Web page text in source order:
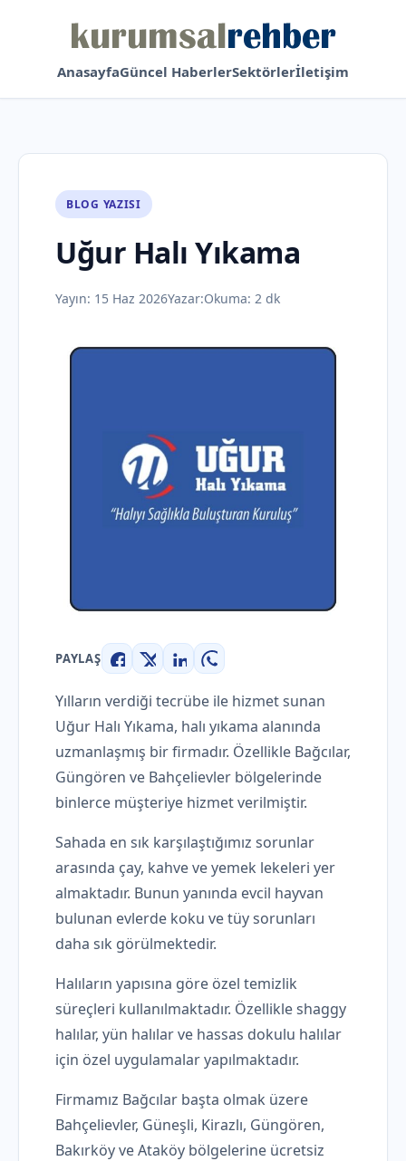
AnasayfaGüncel HaberlerSektörlerİletişim
BLOG YAZISI
Uğur Halı Yıkama
Yayın: 15 Haz 2026Yazar:Okuma: 2 dk
PAYLAŞ
Facebook
X LinkedInWhatsApp
Yılların verdiği tecrübe ile hizmet sunan
Uğur Halı Yıkama, halı yıkama alanında
uzmanlaşmış bir firmadır. Özellikle Bağcılar,
Güngören ve Bahçelievler bölgelerinde
binlerce müşteriye hizmet verilmiştir.
Sahada en sık karşılaştığımız sorunlar
arasında çay, kahve ve yemek lekeleri yer
almaktadır. Bunun yanında evcil hayvan
bulunan evlerde koku ve tüy sorunları
daha sık görülmektedir.
Halıların yapısına göre özel temizlik
süreçleri kullanılmaktadır. Özellikle shaggy
halılar, yün halılar ve hassas dokulu halılar
için özel uygulamalar yapılmaktadır.
Firmamız Bağcılar başta olmak üzere
Bahçelievler, Güneşli, Kirazlı, Güngören,
Bakırköy ve Ataköy bölgelerine ücretsiz